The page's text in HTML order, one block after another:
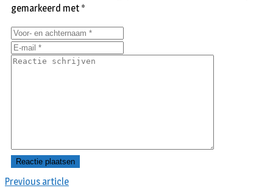
Previous article
gemarkeerd met *